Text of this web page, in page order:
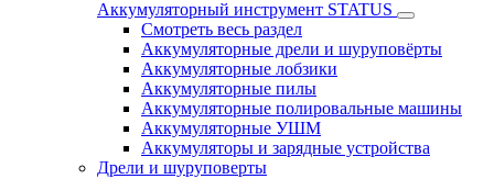
Аккумуляторный инструмент STATUS
Смотреть весь раздел
Аккумуляторные дрели и шуруповёрты
Аккумуляторные лобзики
Аккумуляторные пилы
Аккумуляторные полировальные машины
Аккумуляторные УШМ
Аккумуляторы и зарядные устройства
Дрели и шуруповерты